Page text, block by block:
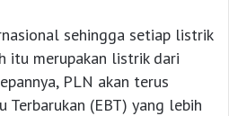
sehingga setiap listrik
itu merupakan listrik dari
PLN akan terus
Terbarukan (EBT) yang lebih